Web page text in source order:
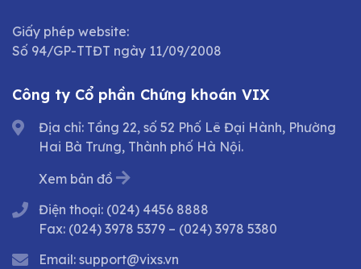
Giấy phép website:
Số 94/GP-TTĐT ngày 11/09/2008
Công ty Cổ phần Chứng khoán VIX
Địa chỉ: Tầng 22, số 52 Phố Lê Đại Hành, Phường
Hai Bà Trưng, Thành phố Hà Nội.
Xem bản đồ
Điện thoại: (024) 4456 8888
Fax: (024) 3978 5379 – (024) 3978 5380
Email: support@vixs.vn